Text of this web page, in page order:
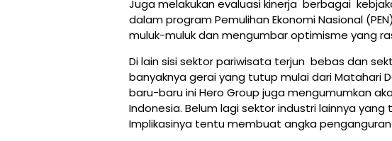
Juga melakukan evaluasi kinerja berbagai
dalam program Pemulihan Ekonomi Nasional
muluk-muluk dan mengumbar optimisme yang
Di lain sisi sektor pariwisata terjun bebas dan
banyaknya gerai yang tutup mulai dari Matahari
baru-baru ini Hero Group juga mengumumkan
Indonesia. Belum lagi sektor industri lainnya
Implikasinya tentu membuat angka